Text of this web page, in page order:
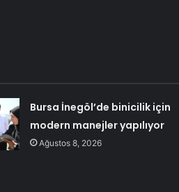
Bursa İnegöl’de binicilik için
modern manejler yapılıyor
Ağustos 8, 2026